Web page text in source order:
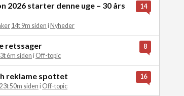
2026 starter denne uge – 30 års
14t 9m siden i Nyheder
14
retssager
6m sideni Off-topic
8
reklame spottet
23t 50m siden i Off-topic
16